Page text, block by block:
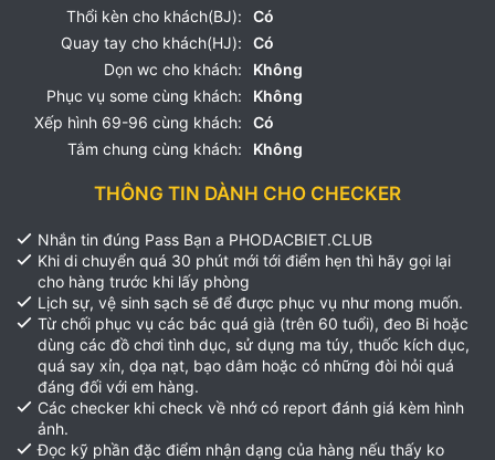
Thổi kèn cho khách(BJ):
Có
Quay tay cho khách(HJ):
Có
Dọn wc cho khách:
Không
Phục vụ some cùng khách:
Không
Xếp hình 69-96 cùng khách:
Có
Tắm chung cùng khách:
Không
THÔNG TIN DÀNH CHO CHECKER
Nhắn tin đúng Pass Bạn a PHODACBIET.CLUB
Khi di chuyển quá 30 phút mới tới điểm hẹn thì hãy gọi lại
cho hàng trước khi lấy phòng
Lịch sự, vệ sinh sạch sẽ để được phục vụ như mong muốn.
Từ chối phục vụ các bác quá già (trên 60 tuổi), đeo Bi hoặc
dùng các đồ chơi tình dục, sử dụng ma túy, thuốc kích dục,
quá say xỉn, dọa nạt, bạo dâm hoặc có những đòi hỏi quá
đáng đối với em hàng.
Các checker khi check về nhớ có report đánh giá kèm hình
ảnh.
Đọc kỹ phần đặc điểm nhận dạng của hàng nếu thấy ko